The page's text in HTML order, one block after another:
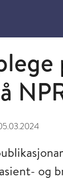
(NPR)
og